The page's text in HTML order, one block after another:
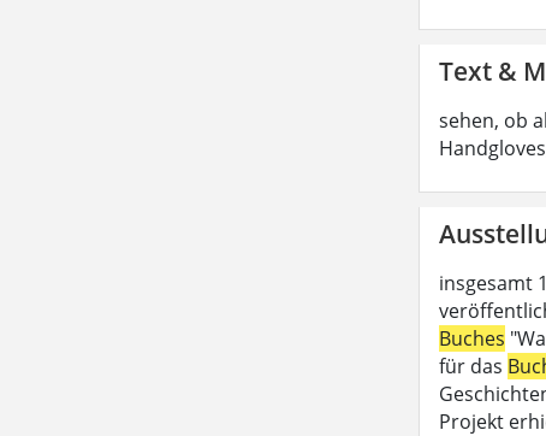
Text &
sehen, ob
insgesamt
Buches
für das
Projekt